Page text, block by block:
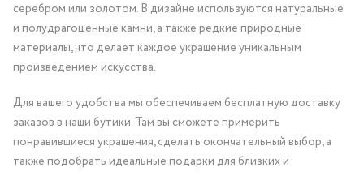
серебром или золотом. В дизайне используются натуральные
и полудрагоценные камни, а также редкие природные
материалы, что делает каждое украшение уникальным
произведением искусства.
Для вашего удобства мы обеспечиваем бесплатную доставку
заказов в наши бутики. Там вы сможете примерить
понравившиеся украшения, сделать окончательный выбор, а
также подобрать идеальные подарки для близких и